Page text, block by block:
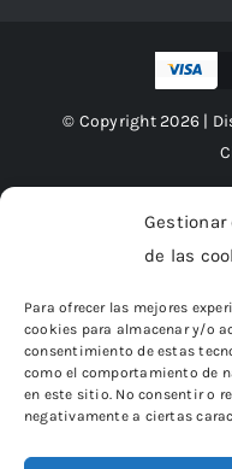
de las
Para ofrecer las mejores
cookies para almacenar y/o
consentimiento de estas
como el comportamiento de
en este sitio. No consentir o
negativamente a ciertas
© Copyright 2026 |